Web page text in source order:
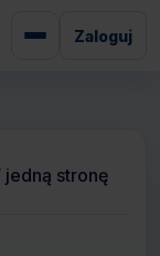
Zaloguj
jedną stronę